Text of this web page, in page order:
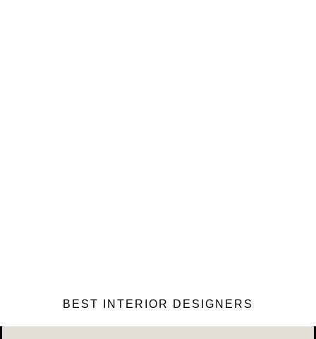
BEST INTERIOR DESIGNERS